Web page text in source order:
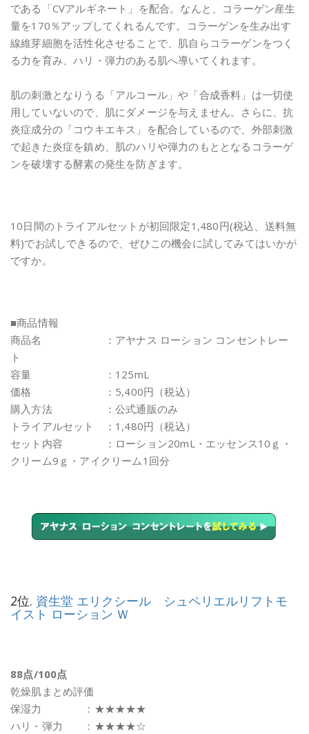
である「CVアルギネート」を配合。なんと、コラーゲン産生
量を170％アップしてくれるんです。コラーゲンを生み出す
線維芽細胞を活性化させることで、肌自らコラーゲンをつく
る力を育み、ハリ・弾力のある肌へ導いてくれます。
肌の刺激となりうる「アルコール」や「合成香料」は一切使
用していないので、肌にダメージを与えません。さらに、抗
炎症成分の「コウキエキス」を配合しているので、外部刺激
で起きた炎症を鎮め、肌のハリや弾力のもととなるコラーゲ
ンを破壊する酵素の発生を防ぎます。
10日間のトライアルセットが初回限定1,480円(税込、送料無
料)でお試しできるので、ぜひこの機会に試してみてはいかが
ですか。
■商品情報
商品名 ：アヤナス ローション コンセントレー
ト
容量 ：125mL
価格 ：5,400円（税込）
購入方法 ：公式通販のみ
トライアルセット ：1,480円（税込）
セット内容 ：ローション20mL・エッセンス10ｇ・
クリーム9ｇ・アイクリーム1回分
2位. 資生堂 エリクシール シュペリエルリフトモ
イスト ローション Ｗ
88点/100点
乾燥肌まとめ評価
保湿力 ：★★★★★
ハリ・弾力 ：★★★★☆